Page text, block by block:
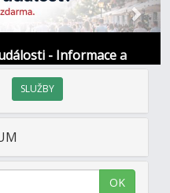
- Informace a
SLUŽBY
OK